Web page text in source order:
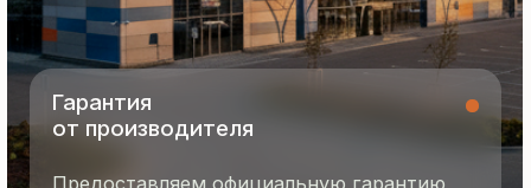
termopanel-m@mail.ru
пн-пт с 9:00 до 17:00
г. Москва, ул. Русинская Роща, д. 55